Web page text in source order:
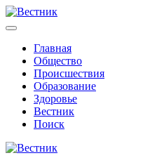
Главная
Общество
Происшествия
Образование
Здоровье
Вестник
Поиск